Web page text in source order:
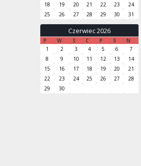
18
19 20 21 22 23
24
25
26 27 28 29 30 31
Czerwiec 2026
P W Ś C P S
N
1
2 3 4 5 6
7
8
9 10 11 12 13
14
15
16 17 18 19 20
21
22
23 24 25 26 27
28
29
30